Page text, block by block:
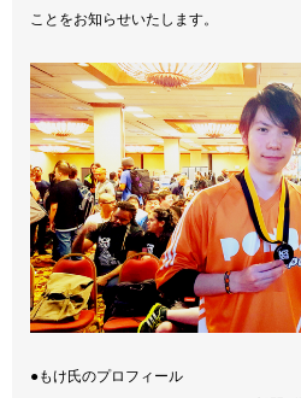
ことをお知らせいたします。
●もけ氏のプロフィール